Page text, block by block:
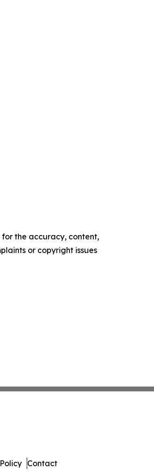
for the accuracy, content,
or copyright issues
Contact